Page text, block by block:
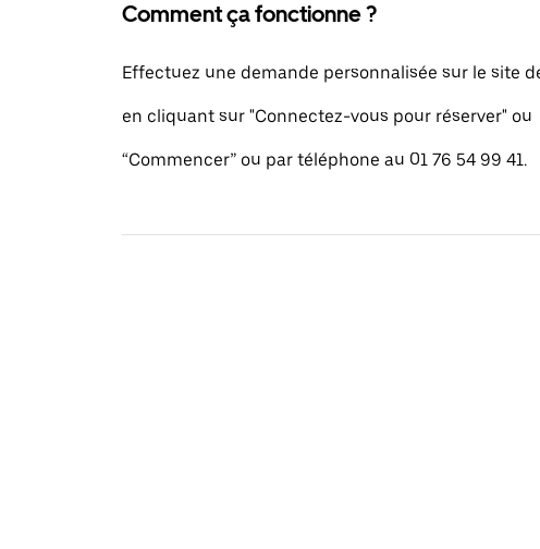
Comment ça fonctionne ?
Effectuez une demande personnalisée sur le site
en cliquant sur "Connectez-vous pour réserver" ou
“Commencer” ou par téléphone au 01 76 54 99 41.